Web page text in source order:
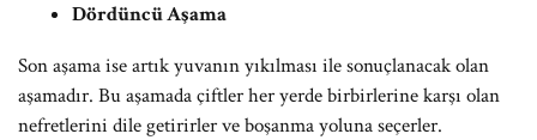
Dördüncü Aşama
Son aşama ise artık yuvanın yıkılması ile sonuçlanacak olan
aşamadır. Bu aşamada çiftler her yerde birbirlerine karşı olan
nefretlerini dile getirirler ve boşanma yoluna seçerler.